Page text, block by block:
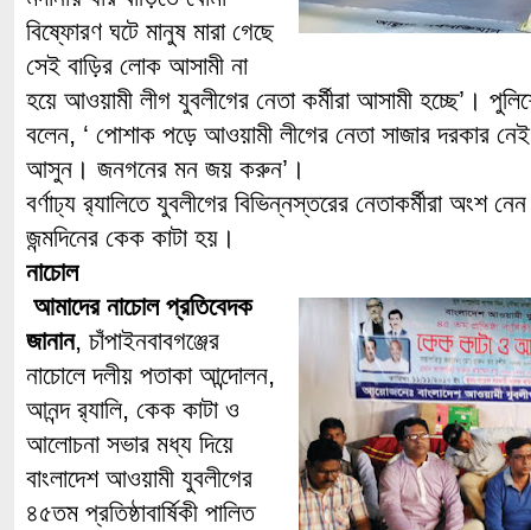
বিষ্ফোরণ ঘটে মানুষ মারা গেছে
সেই বাড়ির লোক আসামী না
হয়ে আওয়ামী লীগ যুবলীগের নেতা কর্মীরা আসামী হচ্ছে’।
বলেন, ‘ পোশাক পড়ে আওয়ামী লীগের নেতা সাজার দরকার
আসুন। জনগনের মন জয় করুন’।
বর্ণাঢ্য র‌্যালিতে যুবলীগের বিভিন্নস্তরের নেতাকর্মীরা অংশ
জন্মদিনের কেক কাটা হয়।
নাচোল
আমাদের নাচোল প্রতিবেদক
জানান, চাঁপাইনবাবগঞ্জের
নাচোলে দলীয় পতাকা আন্দোলন,
আনন্দ র‌্যালি, কেক কাটা ও
আলোচনা সভার মধ্য দিয়ে
বাংলাদেশ আওয়ামী যুবলীগের
৪৫তম প্রতিষ্ঠাবার্ষিকী পালিত